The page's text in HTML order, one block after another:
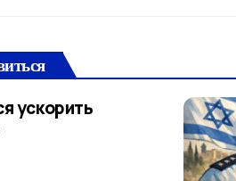
ускорить